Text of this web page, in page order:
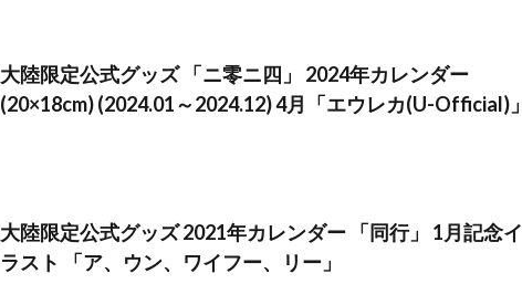
大陸限定公式グッズ 「ニ零ニ四」 2024年カレンダー
(20×18cm) (2024.01～2024.12) 4月「エウレカ(U-Official)」
大陸限定公式グッズ 2021年カレンダー 「同行」 1月記念イ
ラスト 「ア、ウン、ワイフー、リー」